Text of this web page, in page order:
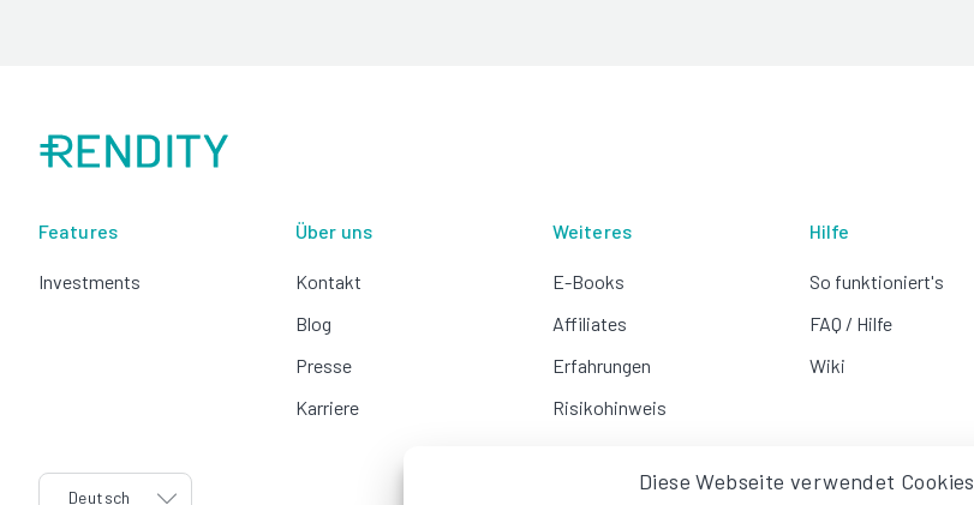
Diese Webseite verwendet Cookies
Features
Investments
Über uns
Kontakt
Blog
Presse
Karriere
Weiteres
E-Books
Affiliates
Erfahrungen
Risikohinweis
Hilfe
So funktioniert's
FAQ / Hilfe
Wiki
language
Deutsch